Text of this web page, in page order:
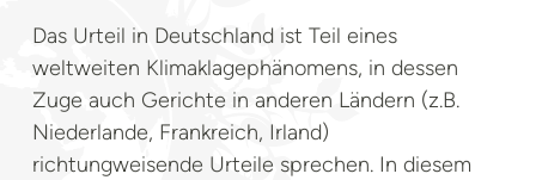
Das Urteil in Deutschland ist Teil eines
weltweiten Klimaklagephänomens, in dessen
Zuge auch Gerichte in anderen Ländern (z.B.
Niederlande, Frankreich, Irland)
richtungweisende Urteile sprechen. In diesem